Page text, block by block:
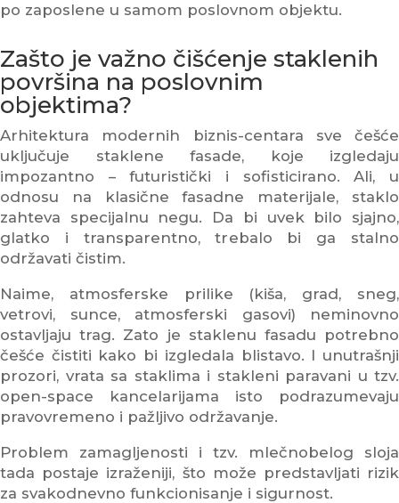
po zaposlene u samom poslovnom objektu.
Zašto je važno čišćenje staklenih
površina na poslovnim
objektima?
Arhitektura modernih biznis-centara sve češće
uključuje staklene fasade, koje izgledaju
impozantno – futuristički i sofisticirano. Ali, u
odnosu na klasične fasadne materijale, staklo
zahteva specijalnu negu. Da bi uvek bilo sjajno,
glatko i transparentno, trebalo bi ga stalno
održavati čistim.
Naime, atmosferske prilike (kiša, grad, sneg,
vetrovi, sunce, atmosferski gasovi) neminovno
ostavljaju trag. Zato je staklenu fasadu potrebno
češće čistiti kako bi izgledala blistavo. I unutrašnji
prozori, vrata sa staklima i stakleni paravani u tzv.
open-space kancelarijama isto podrazumevaju
pravovremeno i pažljivo održavanje.
Problem zamagljenosti i tzv. mlečnobelog sloja
tada postaje izraženiji, što može predstavljati rizik
za svakodnevno funkcionisanje i sigurnost.